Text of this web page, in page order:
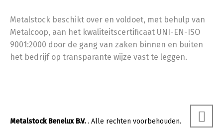
Metalstock beschikt over en voldoet, met behulp van
Metalcoop, aan het kwaliteitscertificaat UNI-EN-ISO
9001:2000 door de gang van zaken binnen en buiten
het bedrijf op transparante wijze vast te leggen.
Metalstock Benelux B.V.. Alle rechten voorbehouden.